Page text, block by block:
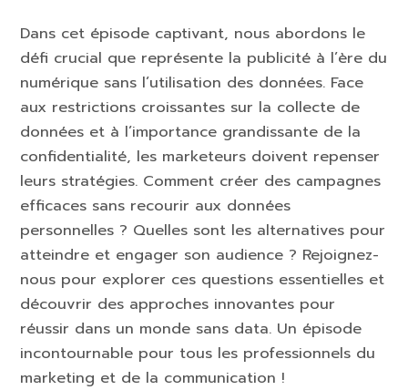
Dans cet épisode captivant, nous abordons le
défi crucial que représente la publicité à l’ère du
numérique sans l’utilisation des données. Face
aux restrictions croissantes sur la collecte de
données et à l’importance grandissante de la
confidentialité, les marketeurs doivent repenser
leurs stratégies. Comment créer des campagnes
efficaces sans recourir aux données
personnelles ? Quelles sont les alternatives pour
atteindre et engager son audience ? Rejoignez-
nous pour explorer ces questions essentielles et
découvrir des approches innovantes pour
réussir dans un monde sans data. Un épisode
incontournable pour tous les professionnels du
marketing et de la communication !